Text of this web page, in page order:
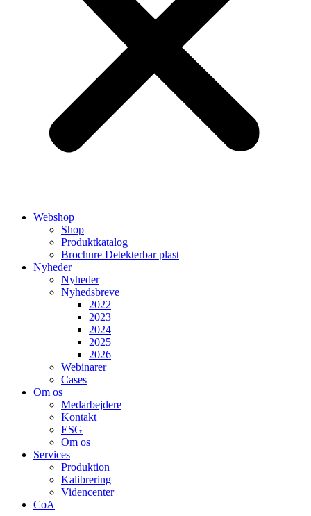
Webshop
Shop
Produktkatalog
Brochure Detekterbar plast
Nyheder
Nyheder
Nyhedsbreve
2022
2023
2024
2025
2026
Webinarer
Cases
Om os
Medarbejdere
Kontakt
ESG
Om os
Services
Produktion
Kalibrering
Videncenter
CoA